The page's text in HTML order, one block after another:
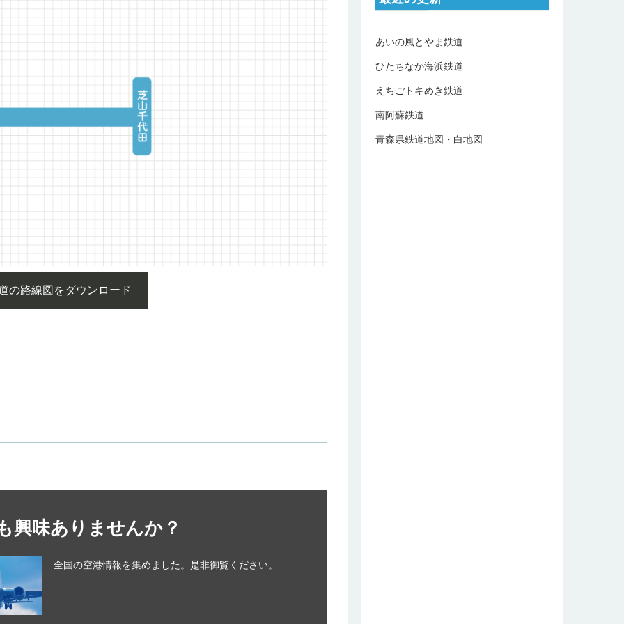
の路線図をダウンロード
興味ありませんか？
全国の空港情報を集めました。是非御覧ください。
あいの風とやま鉄道
ひたちなか海浜鉄道
えちごトキめき鉄道
南阿蘇鉄道
青森県鉄道地図・白地図